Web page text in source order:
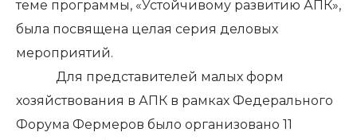
теме программы, «Устойчивому развитию АПК»,
была посвящена целая серия деловых
мероприятий.
Для представителей малых форм
хозяйствования в АПК в рамках Федерального
Форума Фермеров было организовано 11